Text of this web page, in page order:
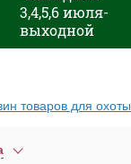
3,4,5,6 июля-
выходной
товаров для